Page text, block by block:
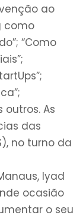
ao
como
“Como
outros. As
das
no turno da
Iyad
ocasião
o seu